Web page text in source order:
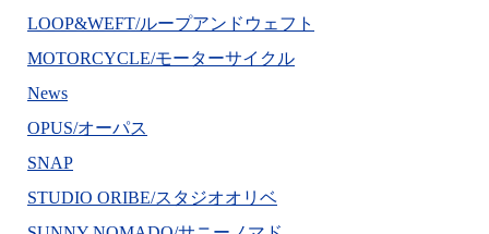
LOOP&WEFT/ループアンドウェフト
MOTORCYCLE/モーターサイクル
News
OPUS/オーパス
SNAP
STUDIO ORIBE/スタジオオリベ